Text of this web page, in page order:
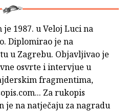
je 1987. u Veloj Luci na
Diplomirao je na
u Zagrebu. Objavljivao je
osvrte i intervjue u
fragmentima,
Za rukopis
je na natječaju za nagradu